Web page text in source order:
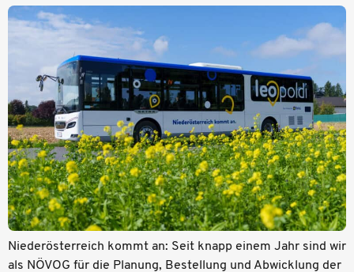
Niederösterreich kommt an: Seit knapp einem Jahr sind wir
als NÖVOG für die Planung, Bestellung und Abwicklung der